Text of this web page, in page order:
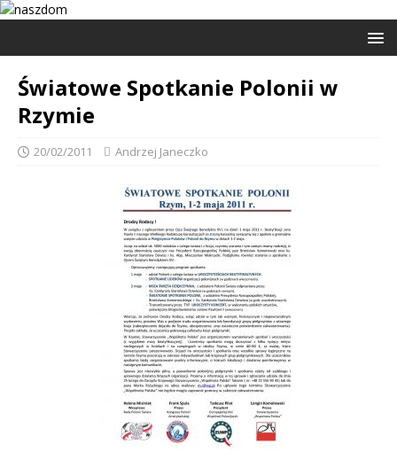
Światowe Spotkanie Polonii w
Rzymie
20/02/2011 Andrzej Janeczko